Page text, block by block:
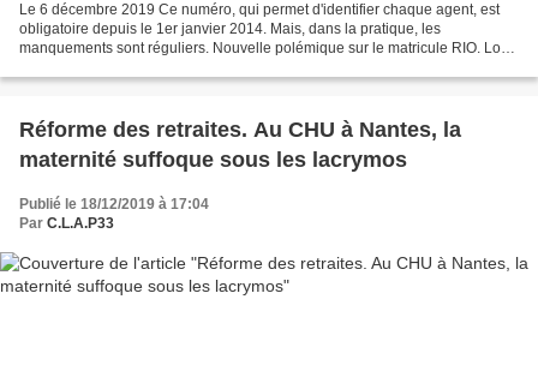
Le 6 décembre 2019 Ce numéro, qui permet d'identifier chaque agent, est
obligatoire depuis le 1er janvier 2014. Mais, dans la pratique, les
manquements sont réguliers. Nouvelle polémique sur le matricule RIO. Lors
Réforme des retraites. Au CHU à Nantes, la
maternité suffoque sous les lacrymos
Publié le 18/12/2019 à 17:04
Par C.L.A.P33